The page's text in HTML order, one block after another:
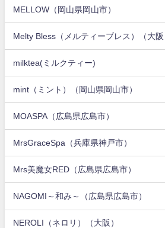
MELLOW（岡山県岡山市）
Melty Bless（メルティーブレス）（大阪
milktea(ミルクティー)
mint（ミント）（岡山県岡山市）
MOASPA（広島県広島市）
MrsGraceSpa（兵庫県神戸市）
Mrs美魔女RED（広島県広島市）
NAGOMI～和み～（広島県広島市）
NEROLI（ネロリ）（大阪）